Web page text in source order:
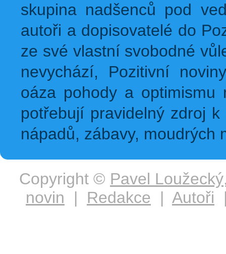
skupina nadšenců pod
autoři a dopisovatelé do
ze své vlastní svobodné
nevychází, Pozitivní
oáza pohody a
potřebují pravidelný zdroj
nápadů, zábavy, moudrých
Copyright © Pavel Loužecký
novin | Redakce | Autoři